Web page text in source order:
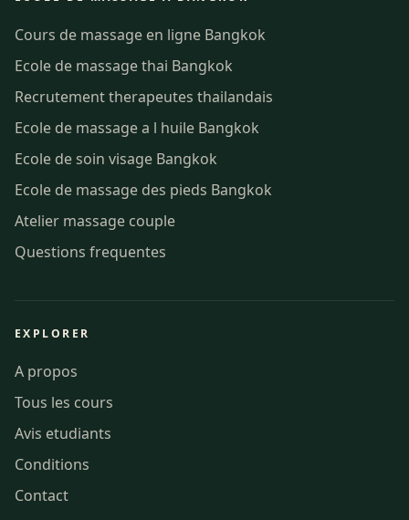
Cours de massage en ligne Bangkok
Ecole de massage thai Bangkok
Recrutement therapeutes thailandais
Ecole de massage a l huile Bangkok
Ecole de soin visage Bangkok
Ecole de massage des pieds Bangkok
Atelier massage couple
Questions frequentes
EXPLORER
A propos
Tous les cours
Avis etudiants
Conditions
Contact